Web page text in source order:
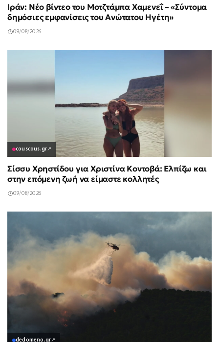
Ιράν: Νέο βίντεο του Μοτζτάμπα Χαμενεΐ – «Σύντομα
δημόσιες εμφανίσεις του Ανώτατου Ηγέτη»
09/08/2026
couscous.gr↗
Σίσσυ Χρηστίδου για Χριστίνα Κοντοβά: Ελπίζω και
στην επόμενη ζωή να είμαστε κολλητές
09/08/2026
dedomeno.gr↗